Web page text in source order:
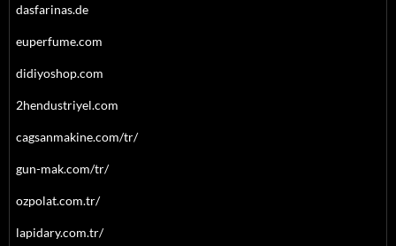
dasfarinas.de
euperfume.com
didiyoshop.com
2hendustriyel.com
cagsanmakine.com/tr/
gun-mak.com/tr/
ozpolat.com.tr/
lapidary.com.tr/